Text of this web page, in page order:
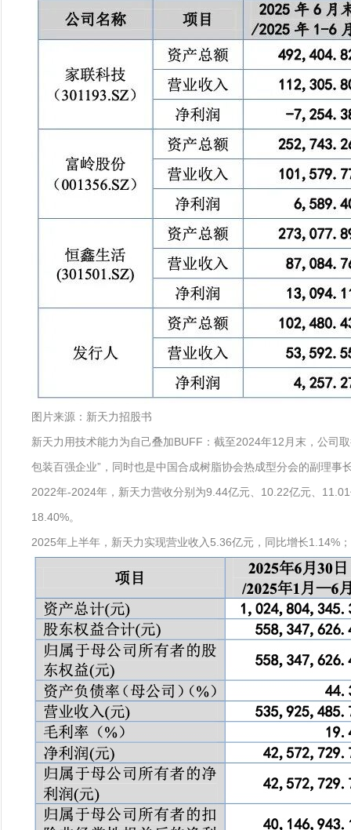
图片来源：新天力招股书
新天力用技术能力为自己叠加BUFF：截至2024年12月末，公司
包装百强企业”，同时也是中国合成树脂协会热成型分会的副理
2022年-2024年，新天力营收分别为9.44亿元、10.22亿元、
18.40%。
2025年上半年，新天力实现营业收入5.36亿元，同比增长1.14%